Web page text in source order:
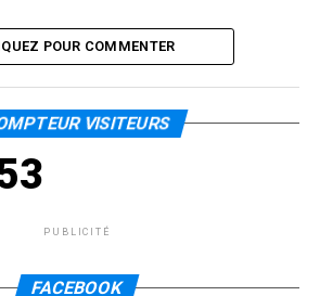
POUR COMMENTER
VISITEURS
PUBLICITÉ
FACEBOOK